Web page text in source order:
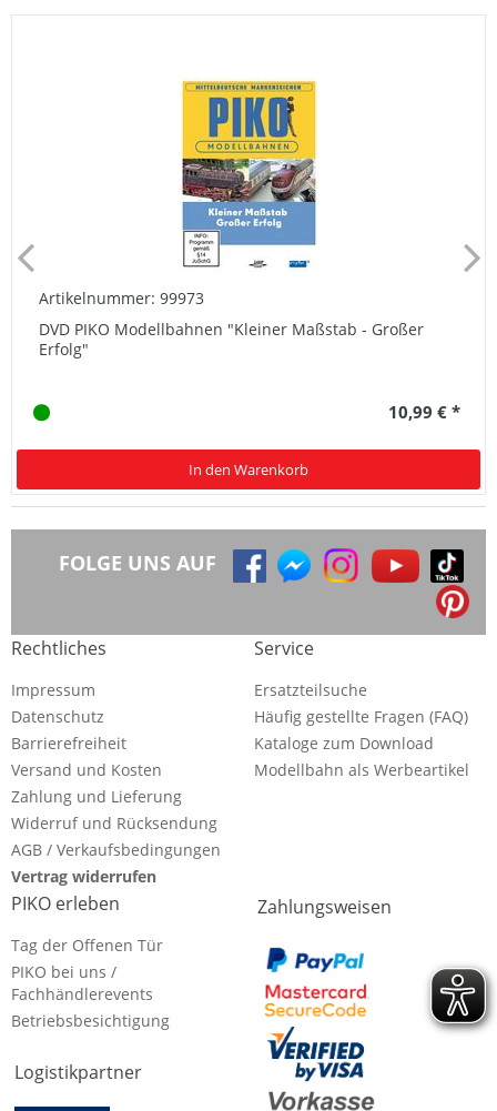
Artikelnummer: 99973
DVD PIKO Modellbahnen "Kleiner Maßstab - Großer
Erfolg"
10,99 € *
In den Warenkorb
FOLGE UNS AUF
Rechtliches
Impressum
Datenschutz
Barrierefreiheit
Versand und Kosten
Zahlung und Lieferung
Widerruf und Rücksendung
AGB / Verkaufsbedingungen
Vertrag widerrufen
Service
Ersatzteilsuche
Häufig gestellte Fragen (FAQ)
Kataloge zum Download
Modellbahn als Werbeartikel
PIKO erleben
Tag der Offenen Tür
PIKO bei uns /
Fachhändlerevents
Betriebsbesichtigung
Logistikpartner
Zahlungsweisen